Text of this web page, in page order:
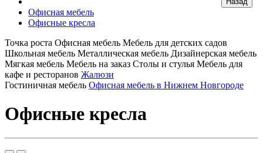
Офисная мебель
Офисные кресла
Точка роста Офисная мебель Мебель для детских садов
Школьная мебель Металлическая мебель Дизайнерская мебель
Мягкая мебель Мебель на заказ Столы и стулья Мебель для
кафе и ресторанов Жалюзи
Гостиничная мебель Офисная мебель в Нижнем Новгороде
Офисные кресла